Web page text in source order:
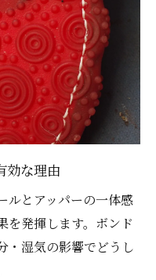
効な理由
ルとアッパーの一体感
を発揮します。ボンド
・湿気の影響でどうし